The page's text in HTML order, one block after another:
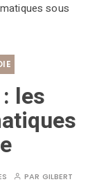
sous
les
PAR GILBERT